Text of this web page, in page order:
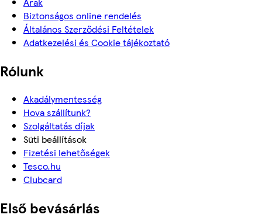
Biztonságos online rendelés
Általános Szerződési Feltételek
Adatkezelési és Cookie tájékoztató
Rólunk
Akadálymentesség
Hova szállítunk?
Szolgáltatás díjak
Süti beállítások
Fizetési lehetőségek
Tesco.hu
Clubcard
Első bevásárlás